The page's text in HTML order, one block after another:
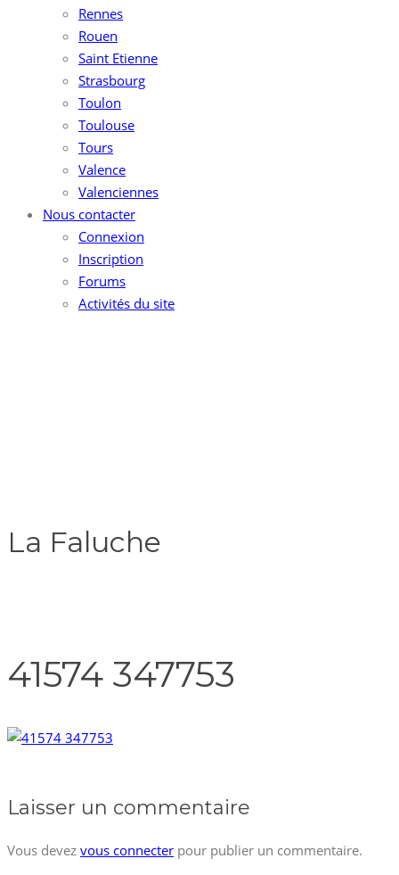
Rennes
Rouen
Saint Etienne
Strasbourg
Toulon
Toulouse
Tours
Valence
Valenciennes
Nous contacter
Connexion
Inscription
Forums
Activités du site
La Faluche
41574 347753
Laisser un commentaire
Vous devez vous connecter pour publier un commentaire.